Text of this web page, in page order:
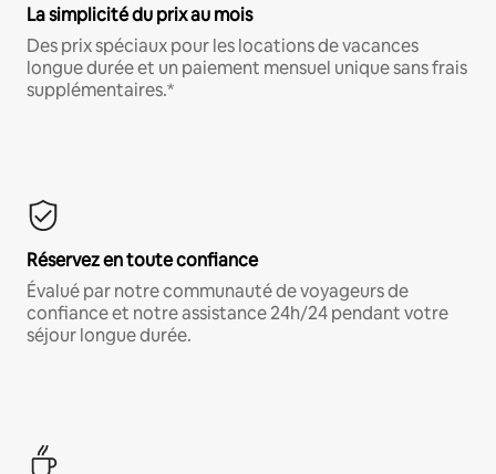
La simplicité du prix au mois
Des prix spéciaux pour les locations de vacances
longue durée et un paiement mensuel unique sans frais
supplémentaires.*
Réservez en toute confiance
Évalué par notre communauté de voyageurs de
confiance et notre assistance 24h/24 pendant votre
séjour longue durée.